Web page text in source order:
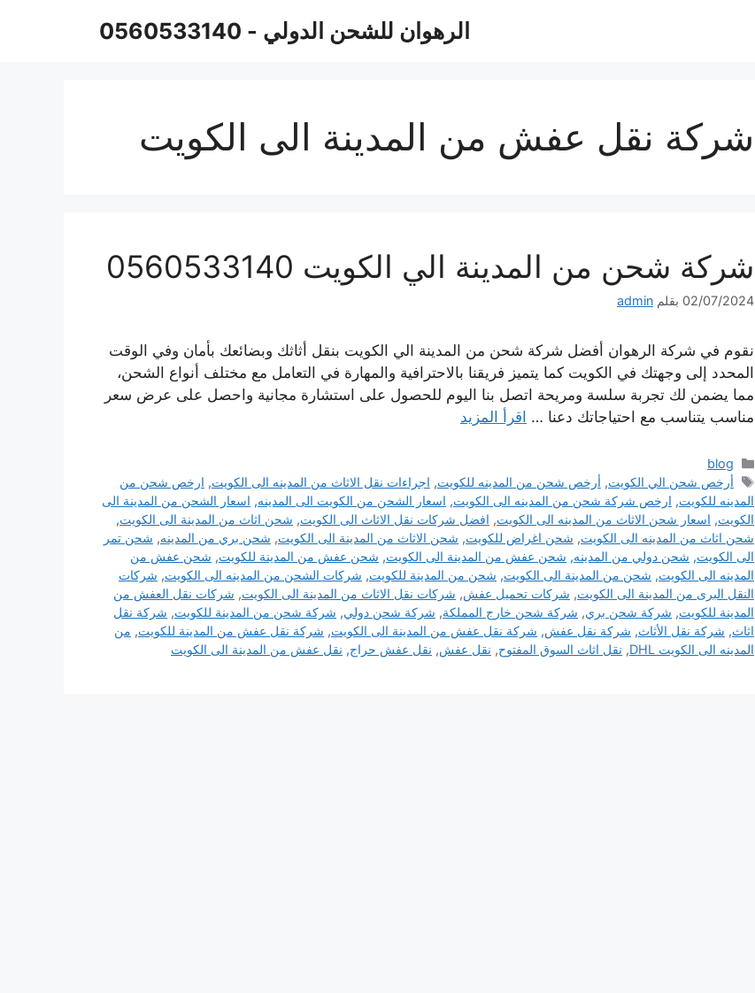
الرهوان للشحن الدولي - 0560533140
شركة نقل عفش من المدينة الى الكويت
شركة شحن من المدينة الي الكويت 0560533140
02/07/2024 بقلم admin
نقوم في شركة الرهوان أفضل شركة شحن من المدينة الي الكويت بنقل أثاثك وبضائعك بأمان وفي الوقت
المحدد إلى وجهتك في الكويت كما يتميز فريقنا بالاحترافية والمهارة في التعامل مع مختلف أنواع الشحن،
مما يضمن لك تجربة سلسة ومريحة اتصل بنا اليوم للحصول على استشارة مجانية واحصل على عرض سعر
مناسب يتناسب مع احتياجاتك دعنا … اقرأ المزيد
التصنيفات
blog
الوسوم
أرخص شحن الي الكويت, أرخص شحن من المدينه للكويت, اجراءات نقل الاثاث من المدينه الى الكويت, ارخص شحن من
المدينه للكويت, ارخص شركة شحن من المدينه الى الكويت, اسعار الشحن من الكويت الى المدينه, اسعار الشحن من المدينة الى
الكويت, اسعار شحن الاثاث من المدينه الى الكويت, افضل شركات نقل الاثاث الى الكويت, شحن اثاث من المدينة الى الكويت,
شحن اثاث من المدينه الى الكويت, شحن اغراض للكويت, شحن الاثاث من المدينة الى الكويت, شحن بري من المدينه, شحن تمر
الى الكويت, شحن دولي من المدينه, شحن عفش من المدينة الى الكويت, شحن عفش من المدينة للكويت, شحن عفش من
المدينه الى الكويت, شحن من المدينة الى الكويت, شحن من المدينة للكويت, شركات الشحن من المدينه الى الكويت, شركات
النقل البرى من المدينة الى الكويت, شركات تحميل عفش, شركات نقل الاثاث من المدينة الى الكويت, شركات نقل العفش من
المدينة للكويت, شركة شحن بري, شركة شحن خارج المملكة, شركة شحن دولي, شركة شحن من المدينة للكويت, شركة نقل
اثاث, شركة نقل الأثاث, شركة نقل عفش, شركة نقل عفش من المدينة الى الكويت, شركة نقل عفش من المدينة للكويت, من
المدينه الى الكويت DHL
, نقل اثاث السوق المفتوح, نقل عفش, نقل عفش حراج, نقل عفش من المدينة الى الكويت